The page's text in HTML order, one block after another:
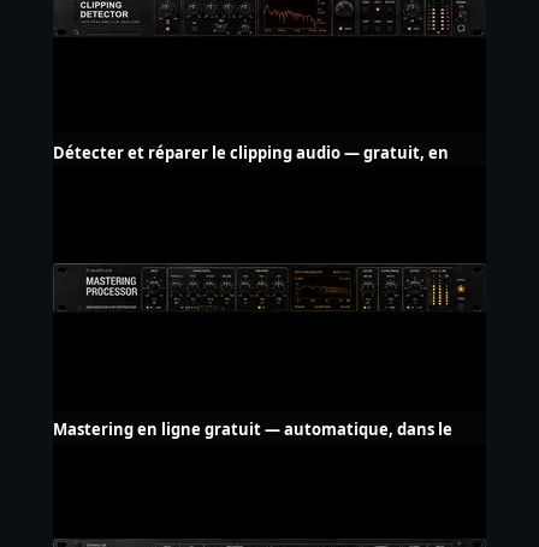
Détecter et réparer le clipping audio — gratuit, en
Mastering en ligne gratuit — automatique, dans le